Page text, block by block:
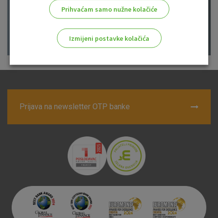
Prijava na newsletter OTP banke
Prihvaćam samo nužne kolačiće
Izmijeni postavke kolačića
Analitički kolačići
Marketinški kolačići
Prihvaćam upotrebu navedenih kolačića
Nužni (tehnički) kolačići - uvijek aktivni